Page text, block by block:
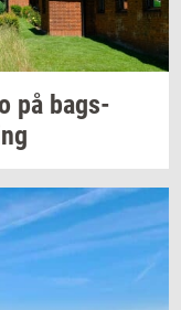
på bags­